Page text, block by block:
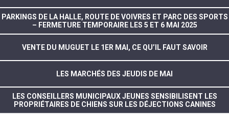
PARKINGS DE LA HALLE, ROUTE DE VOIVRES ET PARC DES SPORTS
– FERMETURE TEMPORAIRE LES 5 ET 6 MAI 2025
VENTE DU MUGUET LE 1ER MAI, CE QU’IL FAUT SAVOIR
LES MARCHÉS DES JEUDIS DE MAI
LES CONSEILLERS MUNICIPAUX JEUNES SENSIBILISENT LES
PROPRIÉTAIRES DE CHIENS SUR LES DÉJECTIONS CANINES